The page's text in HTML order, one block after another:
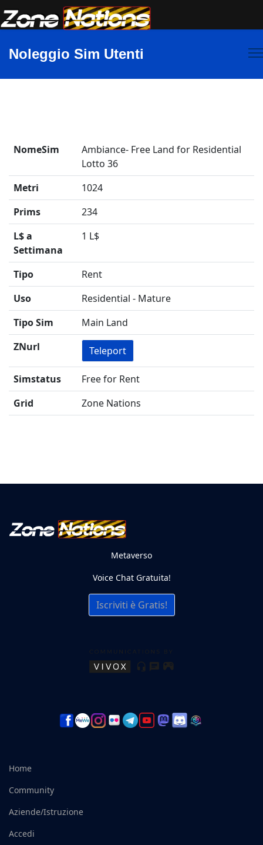
Noleggio Sim Utenti
NomeSim
Ambiance- Free Land for Residential
Lotto 36
Metri
1024
Prims
234
L$ a
Settimana
1 L$
Tipo
Rent
Uso
Residential - Mature
Tipo Sim
Main Land
ZNurl
Teleport
Simstatus
Free for Rent
Grid
Zone Nations
Metaverso
Voice Chat Gratuita!
Iscriviti è Gratis!
Home
Community
Aziende/Istruzione
Accedi